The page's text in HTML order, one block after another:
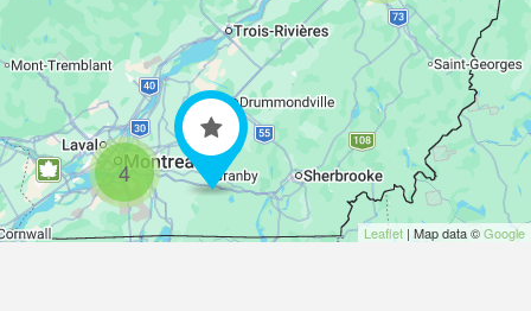
4
Leaflet | Map data ©Google